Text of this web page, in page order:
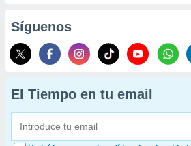
Síguenos
El Tiempo en tu email